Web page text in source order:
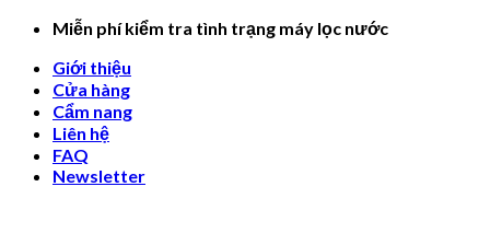
Skip
content
Miễn phí kiểm tra tình trạng máy lọc nước
Giới thiệu
Cửa hàng
Cẩm nang
Liên hệ
FAQ
Newsletter